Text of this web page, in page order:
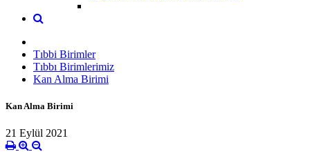
Tıbbi Birimler
Tıbbı Birimlerimiz
Kan Alma Birimi
Kan Alma Birimi
21 Eylül 2021